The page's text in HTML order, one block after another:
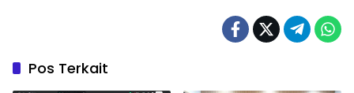
Pos Terkait